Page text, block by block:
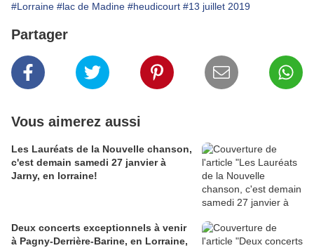
#Lorraine #lac de Madine #heudicourt #13 juillet 2019
Partager
Vous aimerez aussi
Les Lauréats de la Nouvelle chanson,
c'est demain samedi 27 janvier à
Jarny, en lorraine!
Deux concerts exceptionnels à venir
à Pagny-Derrière-Barine, en Lorraine,